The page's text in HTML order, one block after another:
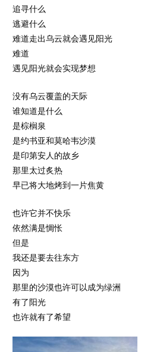
追寻什么
逃避什么
难道走出乌云就会遇见阳光
难道
遇见阳光就会实现梦想
没有乌云覆盖的天际
谁知道是什么
是棕榈泉
是约书亚和莫哈韦沙漠
是印第安人的故乡
那里太过炙热
早已将大地烤到一片焦黄
也许它并不快乐
依然满是惆怅
但是
我还是要去往东方
因为
那里的沙漠也许可以成为绿洲
有了阳光
也许就有了希望